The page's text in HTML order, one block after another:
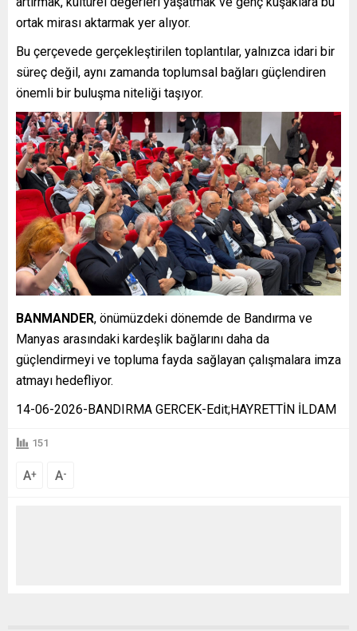
ortak mirası aktarmak yer alıyor.
Bu çerçevede gerçekleştirilen toplantılar, yalnızca idari bir
süreç değil, aynı zamanda toplumsal bağları güçlendiren
önemli bir buluşma niteliği taşıyor.
BANMANDER, önümüzdeki dönemde de Bandırma ve
Manyas arasındaki kardeşlik bağlarını daha da
güçlendirmeyi ve topluma fayda sağlayan çalışmalara imza
atmayı hedefliyor.
14-06-2026-BANDIRMA GERCEK-Edit;HAYRETTİN İLDAM
151
A+ A-